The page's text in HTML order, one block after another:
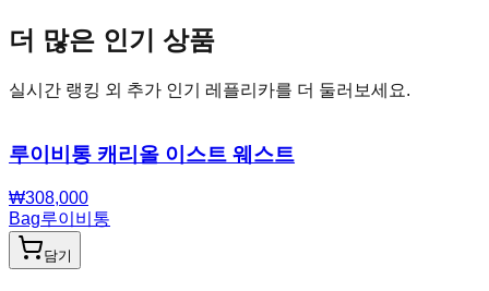
더 많은 인기 상품
실시간 랭킹 외 추가 인기 레플리카를 더 둘러보세요.
루이비통 캐리올 이스트 웨스트
₩308,000
Bag루이비통
담기